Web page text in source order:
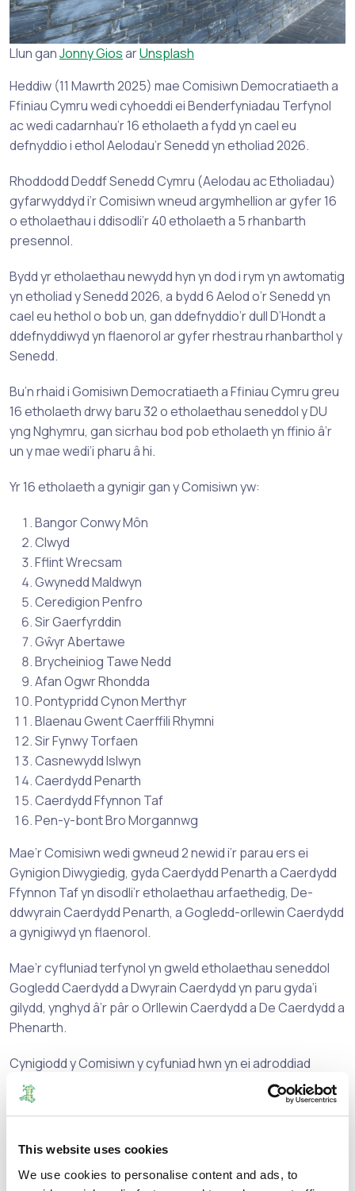
This website uses cookies
We use cookies to personalise content and ads, to
Llun ganJonny GiosarUnsplash
Heddiw (11 Mawrth 2025) mae Comisiwn Democratiaeth a
Ffiniau Cymru wedi cyhoeddi ei Benderfyniadau Terfynol
ac wedi cadarnhau’r 16 etholaeth a fydd yn cael eu
defnyddio i ethol Aelodau’r Senedd yn etholiad 2026.
Rhoddodd Deddf Senedd Cymru (Aelodau ac Etholiadau)
gyfarwyddyd i’r Comisiwn wneud argymhellion ar gyfer 16
o etholaethau i ddisodli’r 40 etholaeth a 5 rhanbarth
presennol.
Bydd yr etholaethau newydd hyn yn dod i rym yn awtomatig
yn etholiad y Senedd 2026, a bydd 6 Aelod o’r Senedd yn
cael eu hethol o bob un, gan ddefnyddio’r dull D’Hondt a
ddefnyddiwyd yn flaenorol ar gyfer rhestrau rhanbarthol y
Senedd.
Bu’n rhaid i Gomisiwn Democratiaeth a Ffiniau Cymru greu
16 etholaeth drwy baru 32 o etholaethau seneddol y DU
yng Nghymru, gan sicrhau bod pob etholaeth yn ffinio â’r
un y mae wedi’i pharu â hi.
Yr 16 etholaeth a gynigir gan y Comisiwn yw:
Bangor Conwy Môn
Clwyd
Fflint Wrecsam
Gwynedd Maldwyn
Ceredigion Penfro
Sir Gaerfyrddin
Gŵyr Abertawe
Brycheiniog Tawe Nedd
Afan Ogwr Rhondda
Pontypridd Cynon Merthyr
Blaenau Gwent Caerffili Rhymni
Sir Fynwy Torfaen
Casnewydd Islwyn
Caerdydd Penarth
Caerdydd Ffynnon Taf
Pen-y-bont Bro Morgannwg
Mae’r Comisiwn wedi gwneud 2 newid i’r parau ers ei
Gynigion Diwygiedig, gyda Caerdydd Penarth a Caerdydd
Ffynnon Taf yn disodli’r etholaethau arfaethedig, De-
ddwyrain Caerdydd Penarth, a Gogledd-orllewin Caerdydd
a gynigiwyd yn flaenorol.
Mae’r cyfluniad terfynol yn gweld etholaethau seneddol
Gogledd Caerdydd a Dwyrain Caerdydd yn paru gyda’i
gilydd, ynghyd â’r pâr o Orllewin Caerdydd a De Caerdydd a
Phenarth.
Cynigiodd y Comisiwn y cyfuniad hwn yn ei adroddiad
Cynigion Cychwynnol cyn ei newid yn ei Gynigion
Diwygiedig. Roedd sylwadau a dderbyniwyd gan y
Comisiwn fod mwy o gefnogaeth ymhlith y cyhoedd i’r